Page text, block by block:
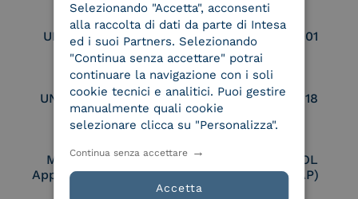
UNI EN ISO 9001 UNI EN ISO 27001
UNI EN ISO 27017 UNI EN ISO 27018
Membro Adobe
Approved Trust List
Certified PEPPOL
Access Point (AP)
Selezionando "Accetta", acconsenti
alla raccolta di dati da parte di Intesa
ed i suoi Partners. Selezionando
"Continua senza accettare" potrai
continuare la navigazione con i soli
cookie tecnici e analitici. Puoi gestire
manualmente quali cookie
selezionare clicca su "Personalizza".
Accetta
Continua senza accettare